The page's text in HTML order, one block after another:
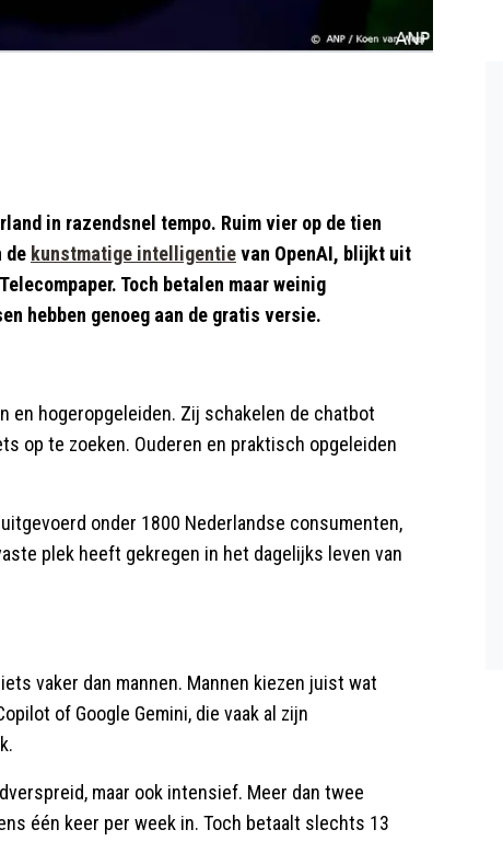
in razendsnel tempo. Ruim vier op de tien
de kunstmatige intelligentievan OpenAI, blijkt uit
Toch betalen maar weinig
hebben genoeg aan de gratis versie.
en hogeropgeleiden. Zij schakelen de chatbot
op te zoeken. Ouderen en praktisch opgeleiden
onder 1800 Nederlandse consumenten,
plek heeft gekregen in het dagelijks leven van
vaker dan mannen. Mannen kiezen juist wat
of Google Gemini, die vaak al zijn
maar ook intensief. Meer dan twee
één keer per week in. Toch betaalt slechts 13